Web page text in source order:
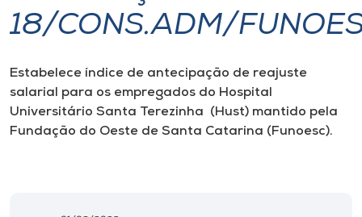
I.nova
Diplomados
Cultura
18/CONS.ADM/
Estabelece índice de antecipação de reajuste
salarial para os empregados do Hospital
Universitário Santa Terezinha (Hust) mantido pela
Fundação do Oeste de Santa Catarina (Funoesc).